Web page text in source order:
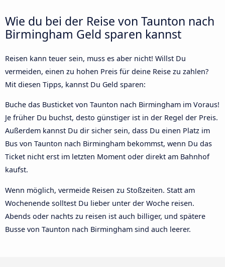
Wie du bei der Reise von Taunton nach
Birmingham Geld sparen kannst
Reisen kann teuer sein, muss es aber nicht! Willst Du
vermeiden, einen zu hohen Preis für deine Reise zu zahlen?
Mit diesen Tipps, kannst Du Geld sparen:
Buche das Busticket von Taunton nach Birmingham im Voraus!
Je früher Du buchst, desto günstiger ist in der Regel der Preis.
Außerdem kannst Du dir sicher sein, dass Du einen Platz im
Bus von Taunton nach Birmingham bekommst, wenn Du das
Ticket nicht erst im letzten Moment oder direkt am Bahnhof
kaufst.
Wenn möglich, vermeide Reisen zu Stoßzeiten. Statt am
Wochenende solltest Du lieber unter der Woche reisen.
Abends oder nachts zu reisen ist auch billiger, und spätere
Busse von Taunton nach Birmingham sind auch leerer.